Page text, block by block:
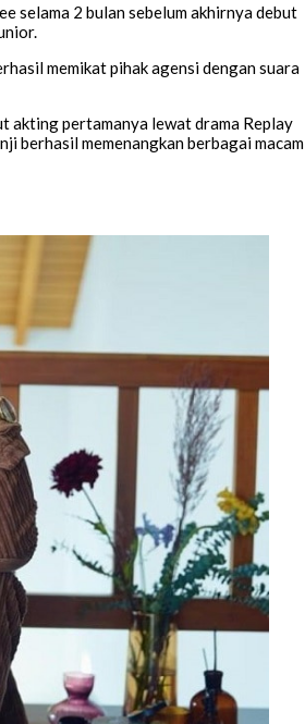
selama 2 bulan sebelum akhirnya debut
memikat pihak agensi dengan suara
akting pertamanya lewat drama Replay
berhasil memenangkan berbagai macam